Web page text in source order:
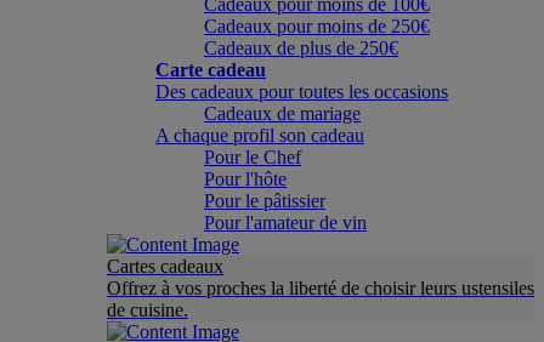
Cadeaux pour moins de 100€
Cadeaux pour moins de 250€
Cadeaux de plus de 250€
Carte cadeau
Des cadeaux pour toutes les occasions
Cadeaux de mariage
A chaque profil son cadeau
Pour le Chef
Pour l'hôte
Pour le pâtissier
Pour l'amateur de vin
Cartes cadeaux
Offrez à vos proches la liberté de choisir leurs ustensiles
de cuisine.